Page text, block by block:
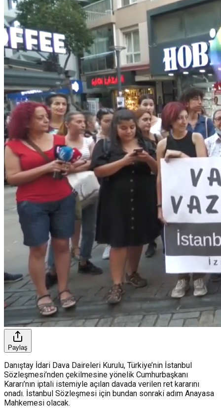
Paylaş
Danıştay İdari Dava Daireleri Kurulu, Türkiye’nin İstanbul
Sözleşmesi’nden çekilmesine yönelik Cumhurbaşkanı
Kararı’nın iptali istemiyle açılan davada verilen ret kararını
onadı. İstanbul Sözleşmesi için bundan sonraki adım Anayasa
Mahkemesi olacak.